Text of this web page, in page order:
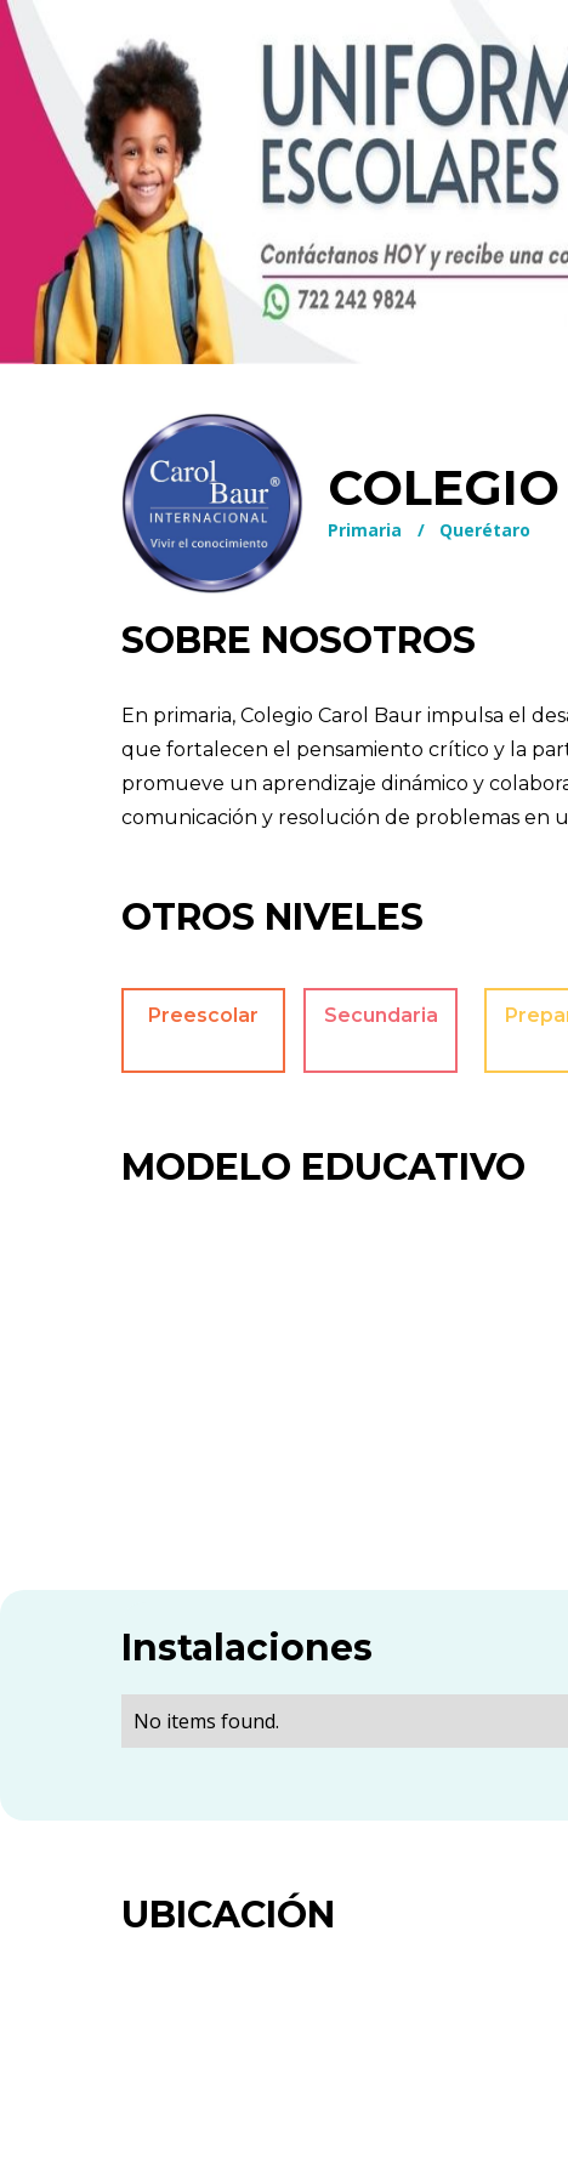
Primaria / Querétaro
SOBRE NOSOTROS
En primaria, Colegio Carol Baur impulsa el
que fortalecen el pensamiento crítico y la
promueve un aprendizaje dinámico y
comunicación y resolución de problemas en
OTROS NIVELES
Preescolar Secundaria
MODELO EDUCATIVO
Instalaciones
No items found.
UBICACIÓN